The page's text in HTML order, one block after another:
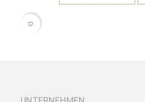
favorite_border